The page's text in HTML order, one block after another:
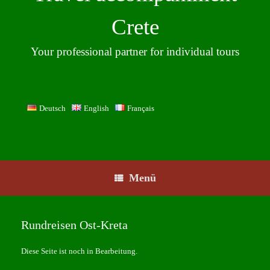
Crete
Your professional partner for individual tours
Deutsch English Français
Menü
Rundreisen Ost-Kreta
Diese Seite ist noch in Bearbeitung.